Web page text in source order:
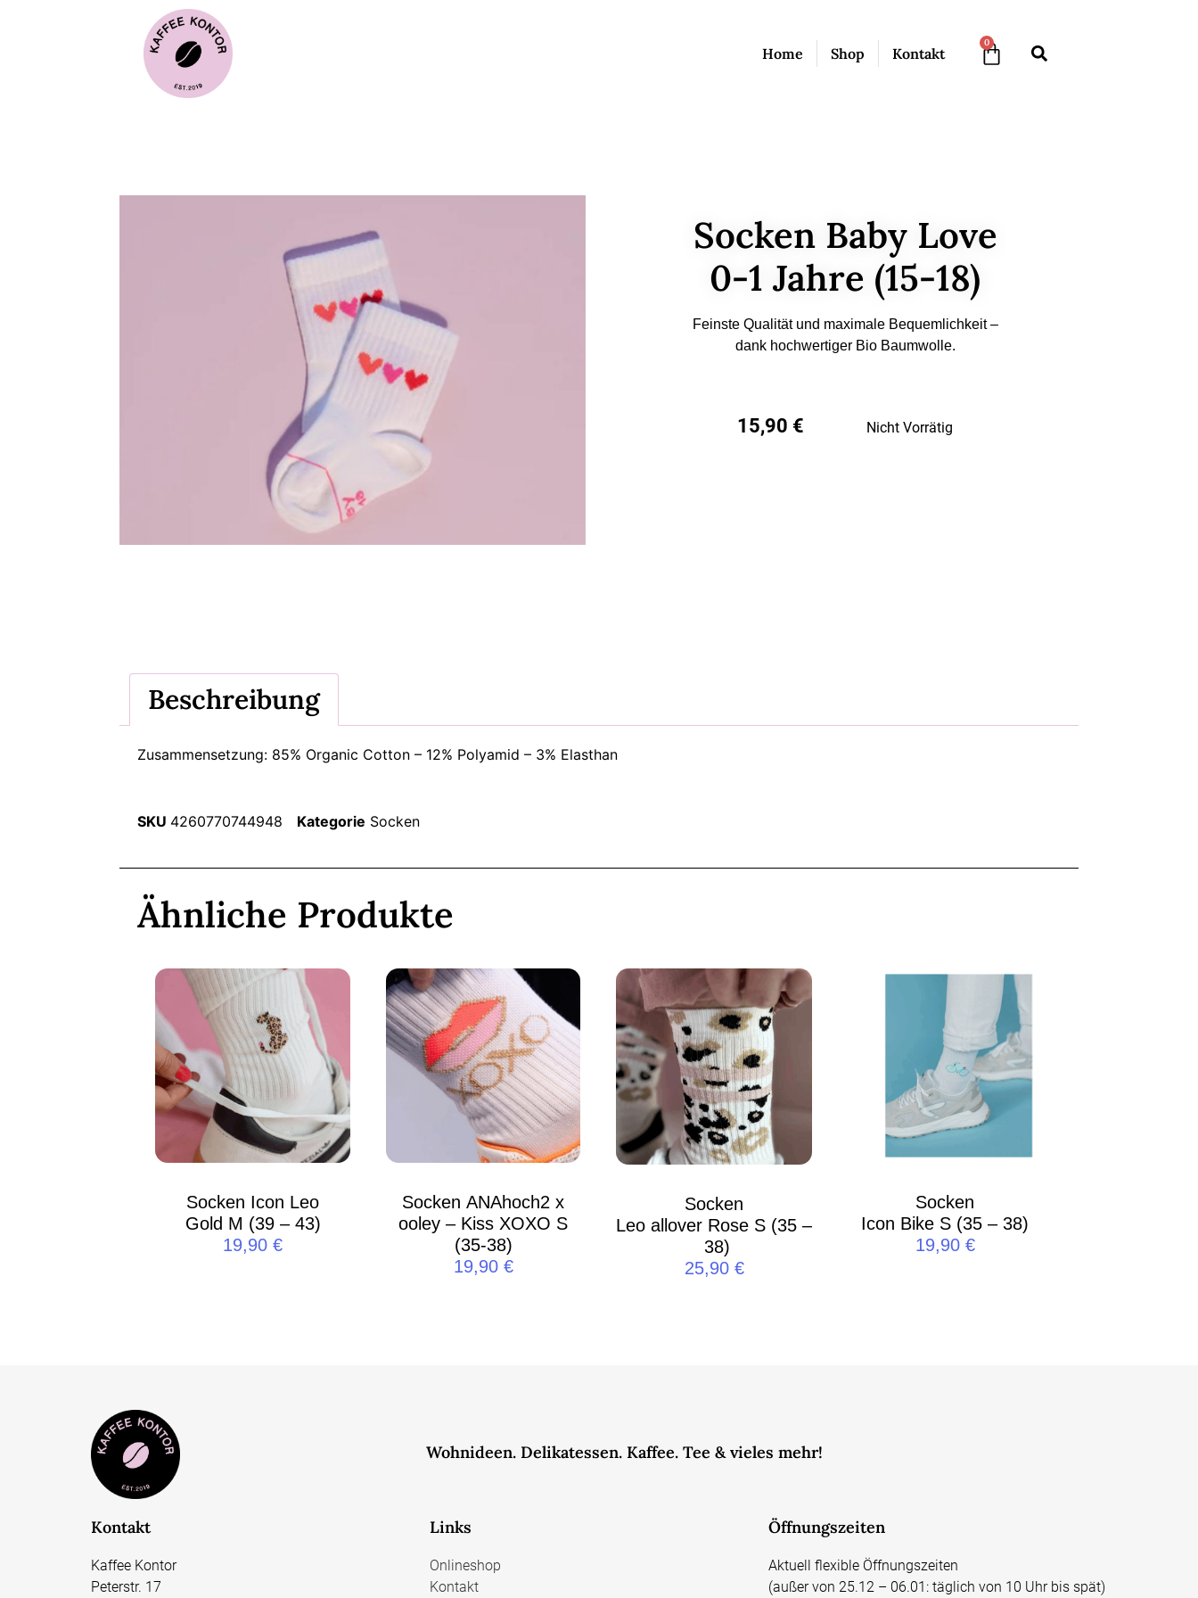
Home Shop Kontakt
0
Socken Baby Love
0-1 Jahre (15-18)
Feinste Qualität und maximale Bequemlichkeit –
dank hochwertiger Bio Baumwolle.
15,90 € Nicht Vorrätig
Beschreibung
Zusammensetzung: 85% Organic Cotton – 12% Polyamid – 3% Elasthan
SKU 4260770744948 Kategorie Socken
Ähnliche Produkte
Socken Icon Leo
Gold M (39 – 43)
19,90€
Socken ANAhoch2 x
ooley – Kiss XOXO S
(35-38)
19,90 €
Socken
Leo allover Rose S (35 –
38)
25,90 €
Socken
Icon Bike S (35 – 38)
19,90 €
Wohnideen. Delikatessen. Kaffee. Tee & vieles mehr!
Kontakt
Kaffee Kontor
Peterstr. 17
Links
Onlineshop
Kontakt
Öffnungszeiten
Aktuell flexible Öffnungszeiten
(außer von 25.12 – 06.01: täglich von 10 Uhr bis spät)